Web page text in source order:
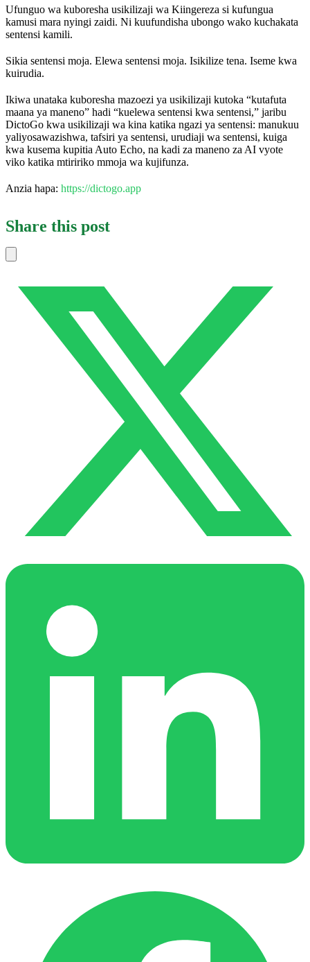
Ufunguo wa kuboresha usikilizaji wa Kiingereza si kufungua
kamusi mara nyingi zaidi. Ni kuufundisha ubongo wako kuchakata
sentensi kamili.
Sikia sentensi moja. Elewa sentensi moja. Isikilize tena. Iseme kwa
kuirudia.
Ikiwa unataka kuboresha mazoezi ya usikilizaji kutoka “kutafuta
maana ya maneno” hadi “kuelewa sentensi kwa sentensi,” jaribu
DictoGo kwa usikilizaji wa kina katika ngazi ya sentensi: manukuu
yaliyosawazishwa, tafsiri ya sentensi, urudiaji wa sentensi, kuiga
kwa kusema kupitia Auto Echo, na kadi za maneno za AI vyote
viko katika mtiririko mmoja wa kujifunza.
Anzia hapa: https://dictogo.app
Share this post